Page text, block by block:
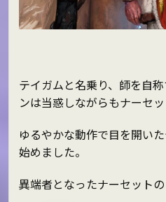
テイガムと名乗り、師を自
ンは当惑しながらもナーセッ
ゆるやかな動作で目を開い
始めました。
異端者となったナーセットの